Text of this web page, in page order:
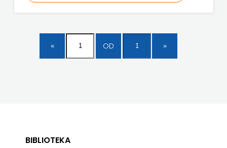
OMEGA
PLANETOPIJA
OD
BIBLIOTEKA